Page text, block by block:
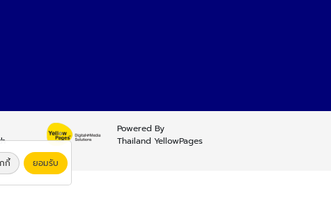
Powered By
Thailand YellowPages
กี้ ยอมรับ